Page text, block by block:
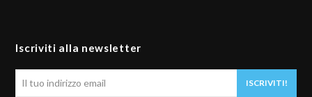
Iscriviti alla newsletter
ISCRIVITI!